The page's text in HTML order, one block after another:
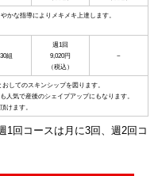
かな指導によりメキメキ上達します。
30組
週1回
9,020円
（税込）
−
してのスキンシップを図ります。
人気で産後のシェイプアップにもなります。
けます。
回コースは月に3回、週2回コ